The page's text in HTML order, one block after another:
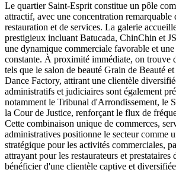
Le quartier Saint-Esprit constitue un pôle
attractif, avec une concentration remarquable
restauration et de services. La galerie
prestigieux incluant Batucada, ChinChin et
une dynamique commerciale favorable et
constante. À proximité immédiate, on trouve
tels que le salon de beauté Grain de Beauté
Dance Factory, attirant une clientèle
administratifs et judiciaires sont également
notamment le Tribunal d'Arrondissement, le
la Cour de Justice, renforçant le flux de
Cette combinaison unique de commerces,
administratives positionne le secteur comme
stratégique pour les activités commerciales,
attrayant pour les restaurateurs et prestataires
bénéficier d'une clientèle captive et